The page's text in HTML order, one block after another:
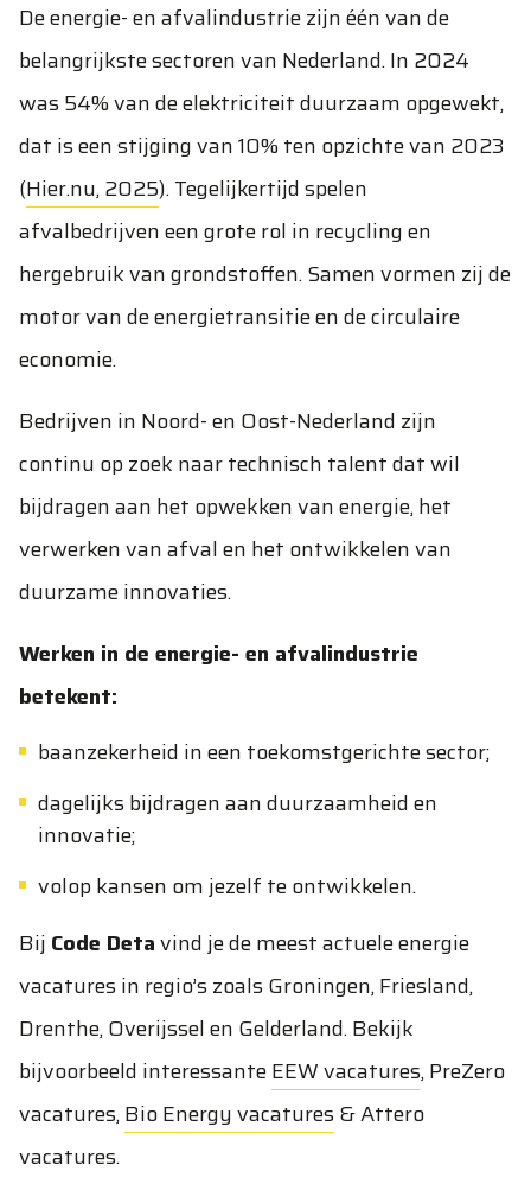
De energie- en afvalindustrie zijn één van de
belangrijkste sectoren van Nederland. In 2024
was 54% van de elektriciteit duurzaam opgewekt,
dat is een stijging van 10% ten opzichte van 2023
(Hier.nu, 2025). Tegelijkertijd spelen
afvalbedrijven een grote rol in recycling en
hergebruik van grondstoffen. Samen vormen zij de
motor van de energietransitie en de circulaire
economie.
Bedrijven in Noord- en Oost-Nederland zijn
continu op zoek naar technisch talent dat wil
bijdragen aan het opwekken van energie, het
verwerken van afval en het ontwikkelen van
duurzame innovaties.
Werken in de energie- en afvalindustrie
betekent:
baanzekerheid in een toekomstgerichte sector;
dagelijks bijdragen aan duurzaamheid en
innovatie;
volop kansen om jezelf te ontwikkelen.
Bij Code Detavind je de meest actuele energie
vacatures in regio’s zoals Groningen, Friesland,
Drenthe, Overijssel en Gelderland. Bekijk
bijvoorbeeld interessanteEEW vacatures,PreZero
vacatures,Bio Energy vacatures&Attero
vacatures.